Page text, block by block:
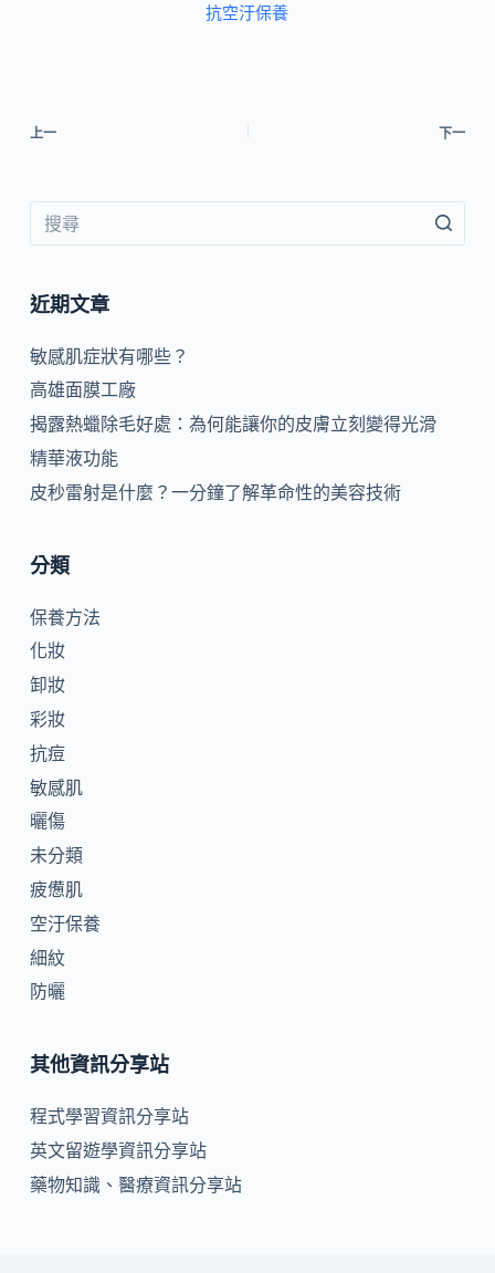
抗空汙保養
上一 下一
近期文章
敏感肌症狀有哪些？
高雄面膜工廠
揭露熱蠟除毛好處：為何能讓你的皮膚立刻變得光滑
精華液功能
皮秒雷射是什麼？一分鐘了解革命性的美容技術
分類
保養方法
化妝
卸妝
彩妝
抗痘
敏感肌
曬傷
未分類
疲憊肌
空汙保養
細紋
防曬
其他資訊分享站
程式學習資訊分享站
英文留遊學資訊分享站
藥物知識、醫療資訊分享站